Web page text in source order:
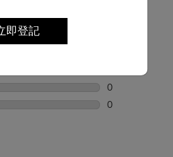
即登記
0 個評論帶有 3
0
0 個評論帶有 2
0